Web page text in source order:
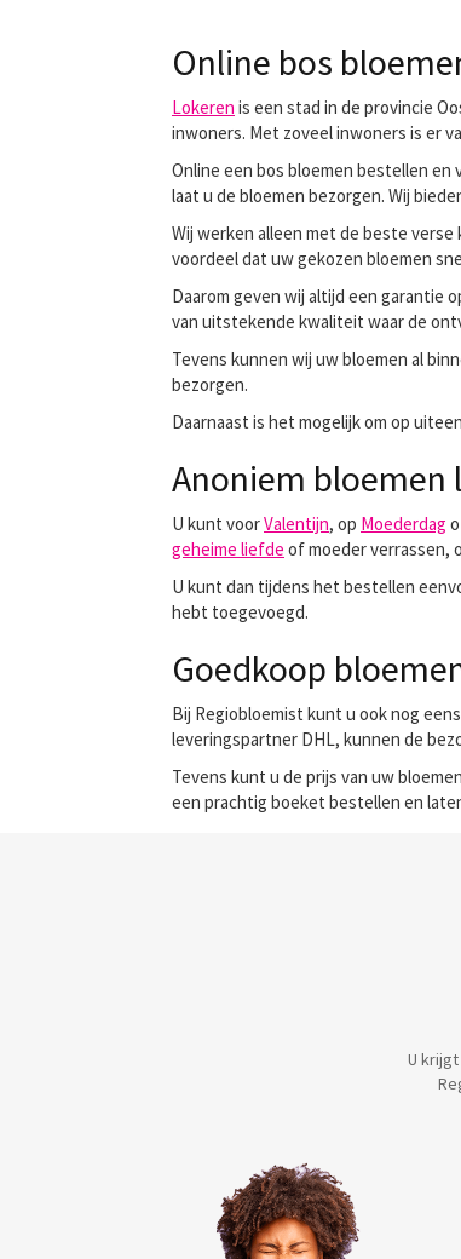
Online bos
Lokeren is een stad in de provincie
inwoners. Met zoveel inwoners is er
Online een bos bloemen bestellen
laat u de bloemen bezorgen. Wij
Wij werken alleen met de beste
voordeel dat uw gekozen bloemen
Daarom geven wij altijd een garantie
van uitstekende kwaliteit waar de
Tevens kunnen wij uw bloemen al
bezorgen.
Daarnaast is het mogelijk om op
Anoniem bloemen
U kunt voorValentijn, op Moederdag
geheime liefde of moeder verrassen,
U kunt dan tijdens het bestellen
hebt toegevoegd.
Goedkoop
Bij Regiobloemist kunt u ook nog
leveringspartner DHL, kunnen de
Tevens kunt u de prijs van uw
een prachtig boeket bestellen en
U